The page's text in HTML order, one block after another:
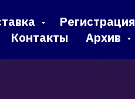
Регистрация
Контакты Архив